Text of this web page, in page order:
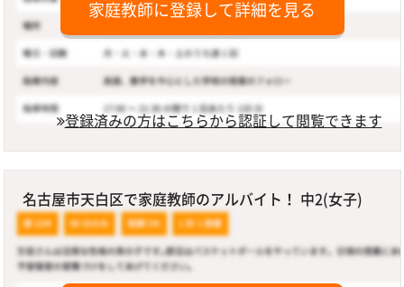
家庭教師に登録して詳細を見る
登録済みの方はこちらから認証して閲覧できます
名古屋市天白区で家庭教師のアルバイト！ 中2(女子)